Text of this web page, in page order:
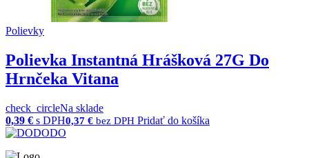
Polievky
Polievka Instantná Hrášková 27G Do
Hrnčeka Vitana
check_circleNa sklade
0,39 € s DPH0,37 € bez DPH Pridať do košíka